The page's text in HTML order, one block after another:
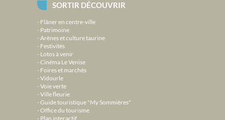
SORTIR DÉCOUVRIR
Flâner en centre-ville
Patrimoine
Arènes et culture taurine
Festivités
Lotos à venir
Cinéma Le Venise
Foires et marchés
Vidourle
Voie verte
Ville fleurie
Guide touristique "My Sommières"
Office du tourisme
Plan interactif